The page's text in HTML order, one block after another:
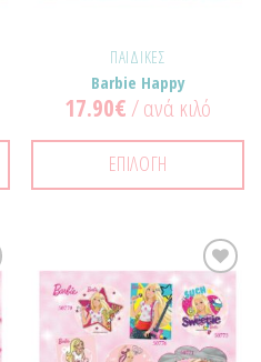
ΠΑΙΔΙΚΈΣ
Barbie Happy
17.90€/ ανά κιλό
ΕΠΙΛΟΓΉ
Προσθήκη
στα
Αγαπημένα!